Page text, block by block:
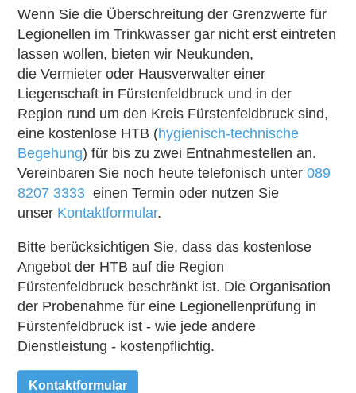
Wenn Sie die Überschreitung der Grenzwerte für
Legionellen im Trinkwasser gar nicht erst eintreten
lassen wollen, bieten wir Neukunden,
die Vermieter oder Hausverwalter einer
Liegenschaft in Fürstenfeldbruck und in der
Region rund um den Kreis Fürstenfeldbruck sind,
eine kostenlose HTB (hygienisch-technische
Begehung) für bis zu zwei Entnahmestellen an.
Vereinbaren Sie noch heute telefonisch unter089
8207 3333 einen Termin oder nutzen Sie
unser Kontaktformular.
Bitte berücksichtigen Sie, dass das kostenlose
Angebot der HTB auf die Region
Fürstenfeldbruck beschränkt ist. Die Organisation
der Probenahme für eine Legionellenprüfung in
Fürstenfeldbruck ist - wie jede andere
Dienstleistung - kostenpflichtig.
Kontaktformular